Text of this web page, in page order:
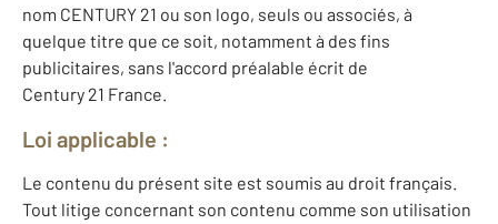
nom CENTURY 21 ou son logo, seuls ou associés, à
quelque titre que ce soit, notamment à des fins
publicitaires, sans l'accord préalable écrit de
Century 21 France.
Loi applicable :
Le contenu du présent site est soumis au droit français.
Tout litige concernant son contenu comme son utilisation